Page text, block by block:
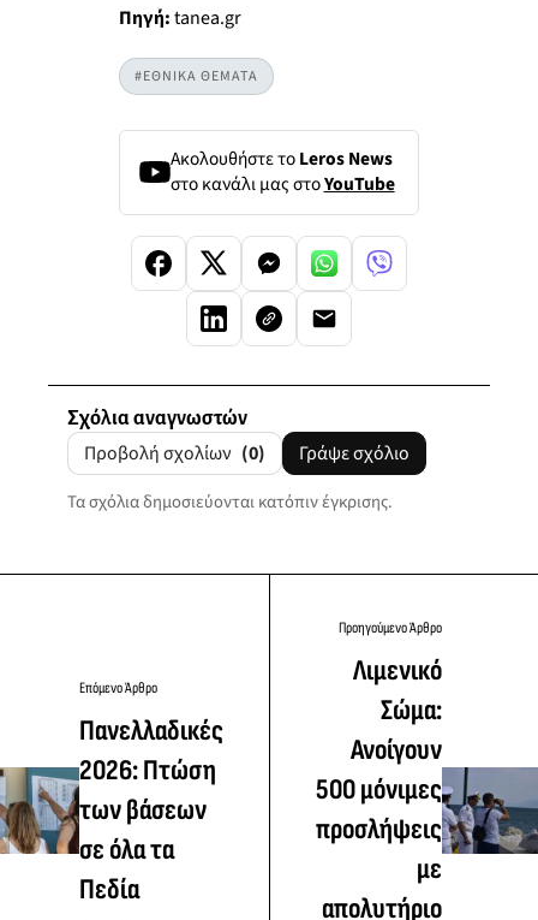
Πηγή:tanea.gr
#ΕΘΝΙΚΑ ΘΕΜΑΤΑ
Ακολουθήστε τοLeros News
στο κανάλι μας στοYouTube
Σχόλια αναγνωστών
Προβολή σχολίων (0) Γράψε σχόλιο
Τα σχόλια δημοσιεύονται κατόπιν έγκρισης.
Επόμενο Άρθρο
Πανελλαδικές
2026: Πτώση
των βάσεων
σε όλα τα
Πεδία
Προηγούμενο Άρθρο
Λιμενικό
Σώμα:
Ανοίγουν
500 μόνιμες
προσλήψεις
με
απολυτήριο